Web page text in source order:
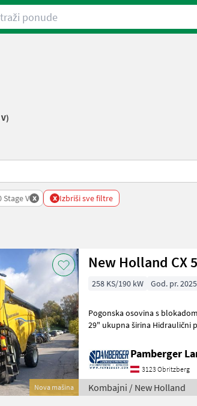
ponude
Stage V x x Izbriši sve filtre
Nova mašina
New Holland CX
258 KS/190 kW God. pr. 2025
Pogonska osovina s
29" ukupna širina Hidraulični
Pamberger
3123 Obritzberg
Kombajni / New Holland